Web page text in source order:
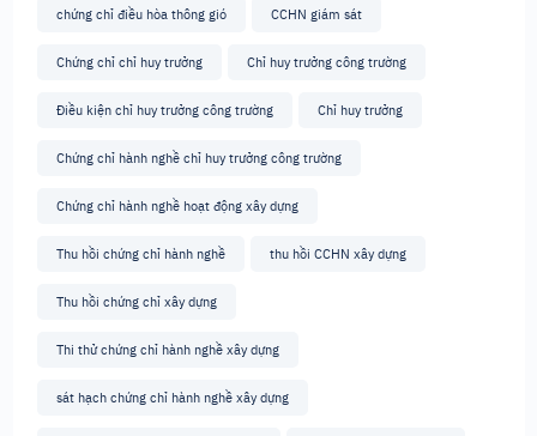
chứng chỉ điều hòa thông gió CCHN giám sát
Chứng chỉ chỉ huy trưởng Chỉ huy trưởng công trường
Điều kiện chỉ huy trưởng công trường Chỉ huy trưởng
Chứng chỉ hành nghề chỉ huy trưởng công trường
Chứng chỉ hành nghề hoạt động xây dựng
Thu hồi chứng chỉ hành nghề thu hồi CCHN xây dựng
Thu hồi chứng chỉ xây dựng
Thi thử chứng chỉ hành nghề xây dựng
sát hạch chứng chỉ hành nghề xây dựng